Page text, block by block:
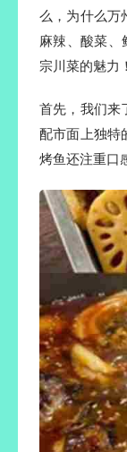
么，为什么万
麻辣、酸菜、
宗川菜的魅力！
首先，我们来
配市面上独特
烤鱼还注重口